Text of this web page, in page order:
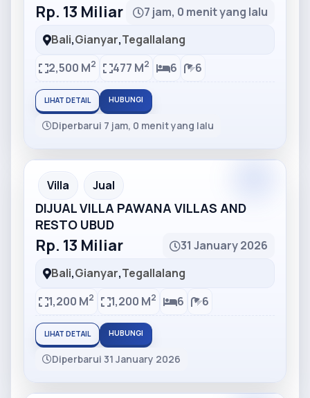
Rp. 13 Miliar
7 jam, 0 menit yang lalu
Bali,Gianyar,Tegallalang
2,500 M2 477 M2 6 6
LIHAT DETAIL HUBUNGI
Diperbarui 7 jam, 0 menit yang lalu
Partner Ad
Villa Jual
DIJUAL VILLA PAWANA VILLAS AND
RESTO UBUD
Rp. 13 Miliar
31 January 2026
Bali,Gianyar,Tegallalang
1,200 M2 1,200 M2 6 6
LIHAT DETAIL HUBUNGI
Diperbarui 31 January 2026